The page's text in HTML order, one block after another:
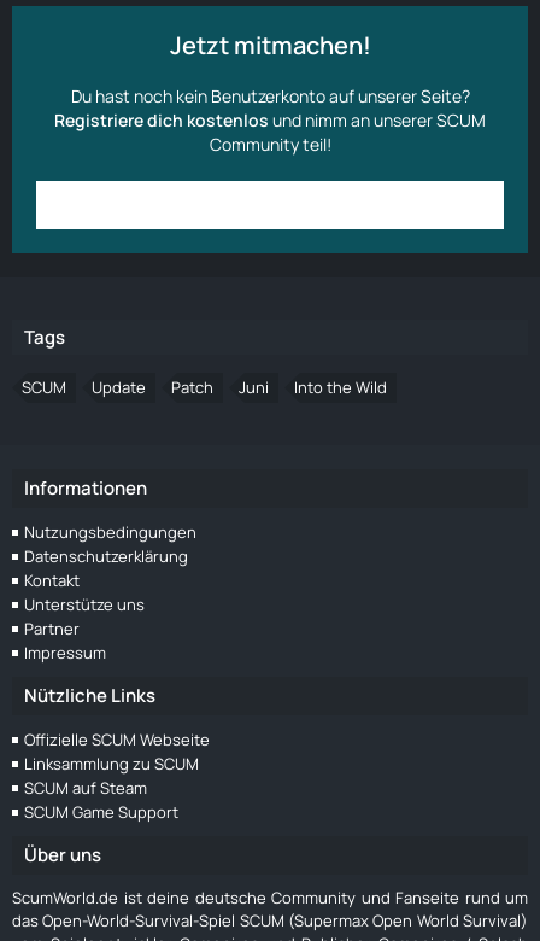
Jetzt mitmachen!
Du hast noch kein Benutzerkonto auf unserer Seite?
Registriere dich kostenlos und nimm an unserer SCUM
Community teil!
Tags
SCUM Update Patch Juni Into the Wild
Informationen
Nutzungsbedingungen
Datenschutzerklärung
Kontakt
Unterstütze uns
Partner
Impressum
Nützliche Links
Offizielle SCUM Webseite
Linksammlung zu SCUM
SCUM auf Steam
SCUM Game Support
Über uns
ScumWorld.de ist deine deutsche Community und Fanseite rund um
das Open-World-Survival-Spiel SCUM (Supermax Open World Survival)